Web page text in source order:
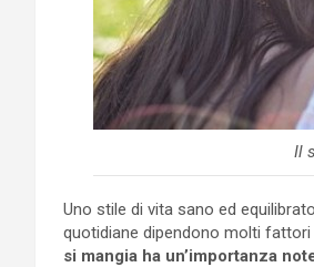
Il
Uno stile di vita sano ed
quotidiane dipendono molti fattori
si mangia ha un’importanza